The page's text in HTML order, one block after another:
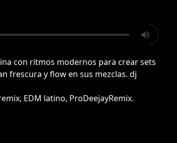
con ritmos modernos para crear sets
frescura y flow en sus mezclas. dj
EDM latino, ProDeejayRemix.